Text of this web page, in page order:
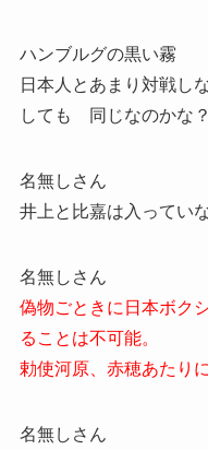
ハンブルグの黒い霧
日本人とあまり対戦
しても 同じなのかな？
名無しさん
井上と比嘉は入ってい
名無しさん
偽物ごときに日本ボク
ることは不可能。
勅使河原、赤穂あたり
名無しさん